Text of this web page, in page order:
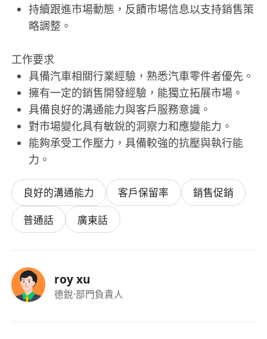
持續跟進市場動態，反饋市場信息以支持銷售策
略調整。
工作要求
具備汽車相關行業經驗，熟悉汽車零件者優先。
擁有一定的銷售開發經驗，能獨立拓展市場。
具備良好的溝通能力與客戶服務意識。
對市場變化具有敏銳的洞察力和應變能力。
能夠承受工作壓力，具備較強的抗壓與執行能
力。
良好的溝通能力 客戶保留率
銷售促銷
普通話
廣東話
roy xu
德銳·部門負責人